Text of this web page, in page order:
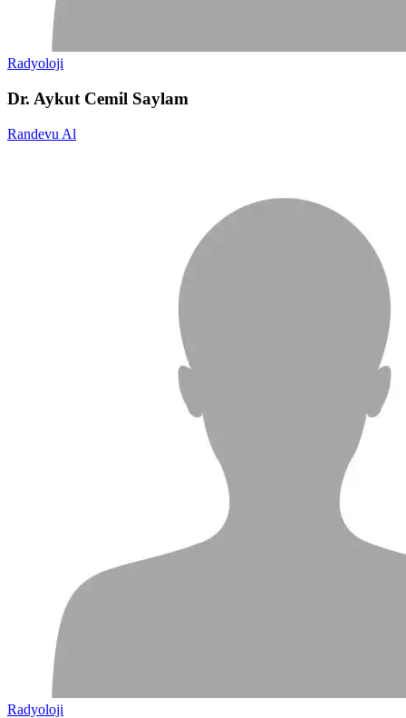
Radyoloji
Dr. Aykut Cemil Saylam
Randevu Al
Radyoloji